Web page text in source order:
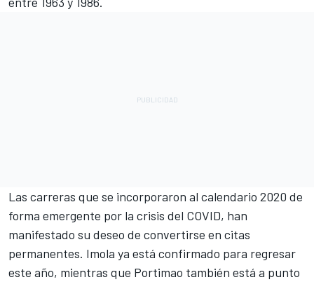
Las carreras que se incorporaron al calendario 2020 de
forma emergente por la crisis del COVID, han
manifestado su deseo de convertirse en citas
permanentes. Imola ya está confirmado para regresar
este año, mientras que Portimao también está a punto